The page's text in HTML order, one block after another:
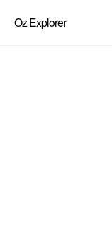
Oz Explorer